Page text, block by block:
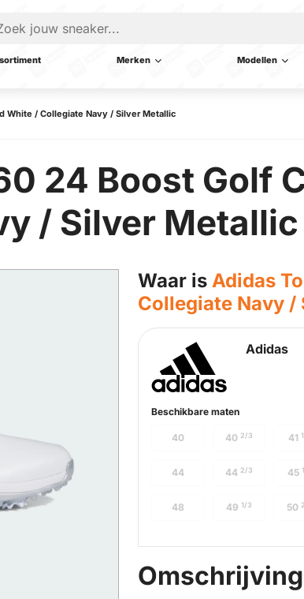
Merken Modellen
White / Collegiate Navy / Silver Metallic
24 Boost Golf
/ Silver Metallic
Waar is Adidas
Collegiate Navy
Adidas
Beschikbare maten
40 40 2/3 41
44 44 2/3 45
48 49 1/3 50
Omschrijving